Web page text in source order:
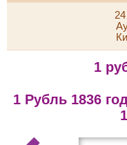
1
1 Рубль 1836